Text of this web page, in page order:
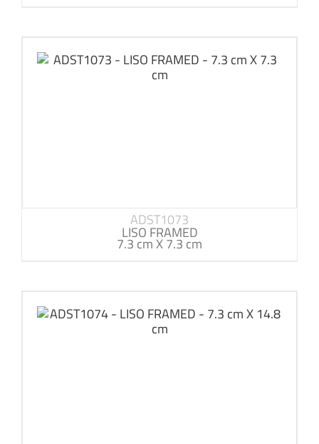
ADST1073
LISO FRAMED
7.3 cm X 7.3 cm